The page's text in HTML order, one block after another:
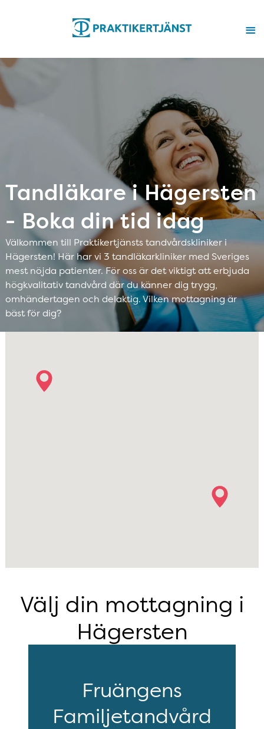
Tandläkare i Hägersten
- Boka din tid idag
Välkommen till Praktikertjänsts tandvårdskliniker i
Hägersten! Här har vi 3 tandläkarkliniker med Sveriges
mest nöjda patienter. För oss är det viktigt att erbjuda
högkvalitativ tandvård där du känner dig trygg,
omhändertagen och delaktig. Vilken mottagning är
bäst för dig?
Välj din mottagning i
Hägersten
Fruängens
Familjetandvård